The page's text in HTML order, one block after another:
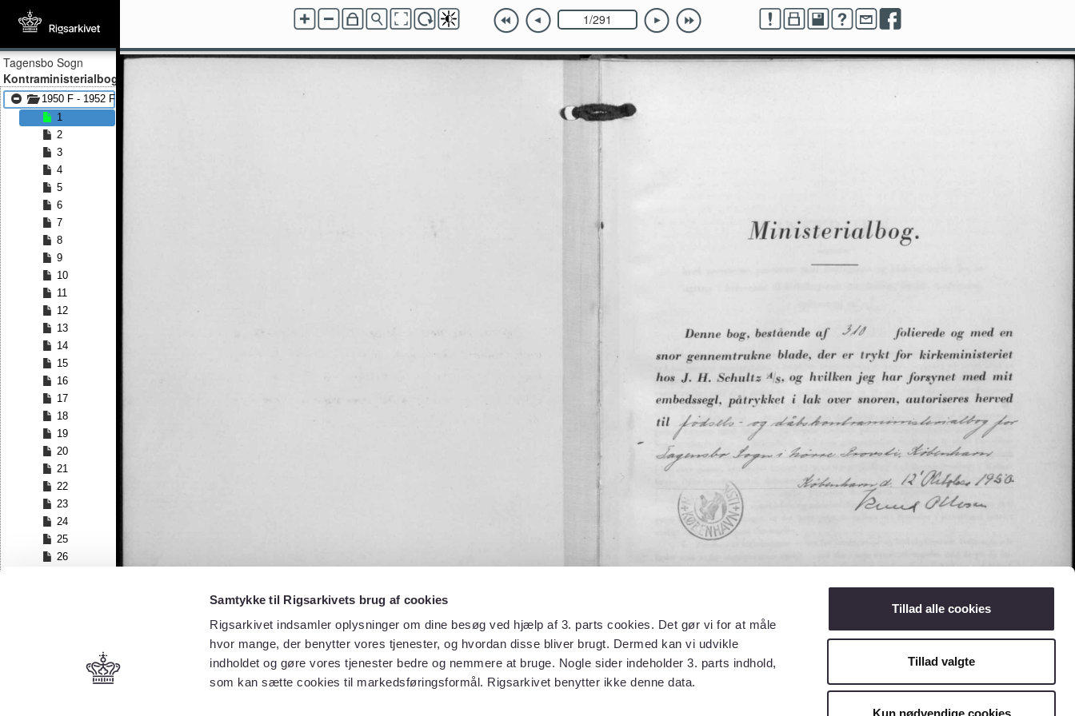
Samtykke til Rigsarkivets brug af cookies
Rigsarkivet indsamler oplysninger om dine besøg ved hjælp af 3. parts cookies. Det gør vi for at måle
hvor mange, der benytter vores tjenester, og hvordan disse bliver brugt. Dermed kan vi udvikle
indholdet og gøre vores tjenester bedre og nemmere at bruge. Nogle sider indeholder 3. parts indhold,
som kan sætte cookies til markedsføringsformål. Rigsarkivet benytter ikke denne data.
Tillad alle cookies
Tillad valgte
Kun nødvendige cookies
Tagensbo Sogn
Kontraministerialbog
1950 F - 1952 F
1
2
3
4
5
6
7
8
9
10
11
12
13
14
15
16
17
18
19
20
21
22
23
24
25
26